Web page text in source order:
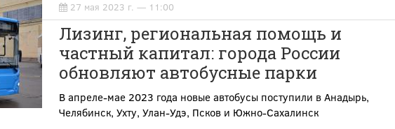
27 мая 2023 г. — 11:00
Лизинг, региональная помощь и
частный капитал: города России
обновляют автобусные парки
В апреле-мае 2023 года новые автобусы поступили в Анадырь,
Челябинск, Ухту, Улан-Удэ, Псков и Южно-Сахалинск